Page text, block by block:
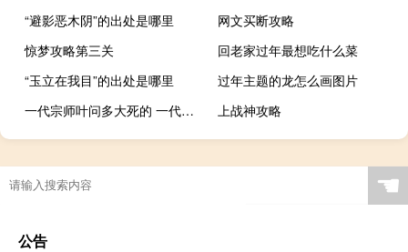
“避影恶木阴”的出处是哪里
网文买断攻略
惊梦攻略第三关
回老家过年最想吃什么菜
“玉立在我目”的出处是哪里
过年主题的龙怎么画图片
一代宗师叶问多大死的 一代宗师叶问是怎么死的
上战神攻略
☚
公告